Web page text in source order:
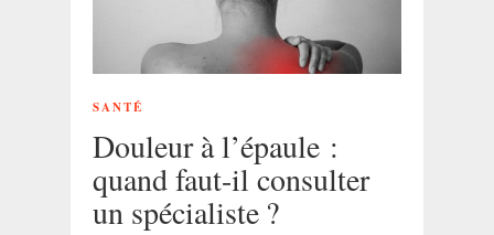
SANTÉ
Douleur à l’épaule :
quand faut-il consulter
un spécialiste ?